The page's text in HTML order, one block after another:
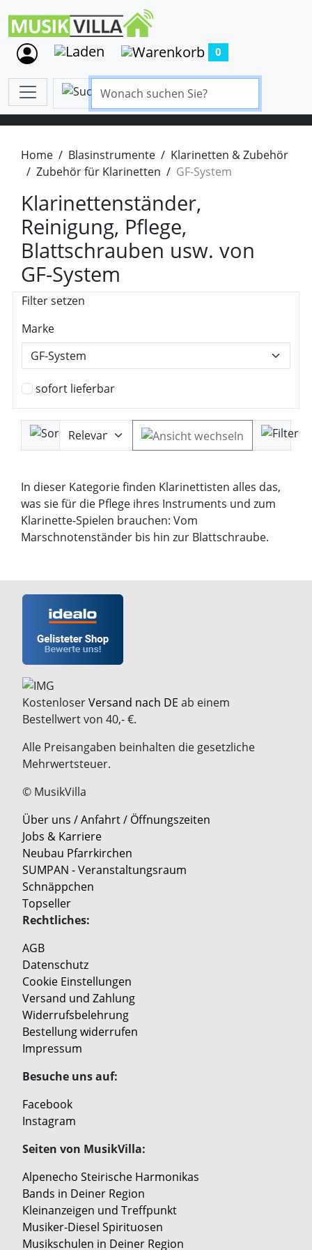
0
Home Blasinstrumente
Klarinetten & Zubehör
Zubehör für Klarinetten
GF-System
Klarinettenständer,
Reinigung, Pflege,
Blattschrauben usw. von
GF-System
Filter setzen
Marke
sofort lieferbar
In dieser Kategorie finden Klarinettisten alles das,
was sie für die Pflege ihres Instruments und zum
Klarinette-Spielen brauchen: Vom
Marschnotenständer bis hin zur Blattschraube.
KostenloserVersand nach DE ab einem
Bestellwert von 40,- €.
Alle Preisangaben beinhalten die gesetzliche
Mehrwertsteuer.
© MusikVilla
Über uns / Anfahrt / Öffnungszeiten
Jobs & Karriere
Neubau Pfarrkirchen
SUMPAN - Veranstaltungsraum
Schnäppchen
Topseller
Rechtliches:
AGB
Datenschutz
Cookie Einstellungen
Versand und Zahlung
Widerrufsbelehrung
Bestellung widerrufen
Impressum
Besuche uns auf:
Facebook
Instagram
Seiten von MusikVilla:
Alpenecho Steirische Harmonikas
Bands in Deiner Region
Kleinanzeigen und Treffpunkt
Musiker-Diesel Spirituosen
Musikschulen in Deiner Region